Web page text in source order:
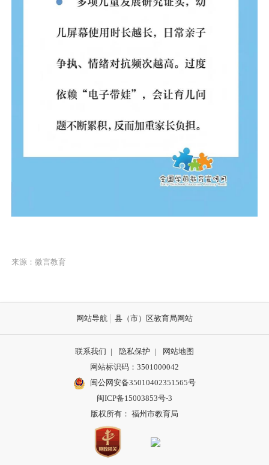
来源：微言教育
网站导航 县（市）区教育局网站
联系我们 | 隐私保护 |
网站地图
网站标识码：3501000042
闽公网安备35010402351565号
闽ICP备15003853号-3
版权所有： 福州市教育局